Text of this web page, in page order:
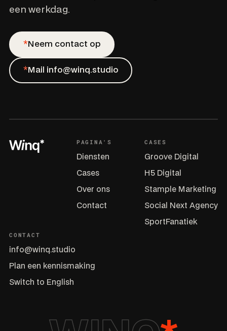
een werkdag.
*Neem contact op
*Mail info@winq.studio
PAGINA'S
Diensten
Cases
Over ons
Contact
CASES
Groove Digital
H5 Digital
Stample Marketing
Social Next Agency
SportFanatiek
CONTACT
info@winq.studio
Plan een kennismaking
Switch to English